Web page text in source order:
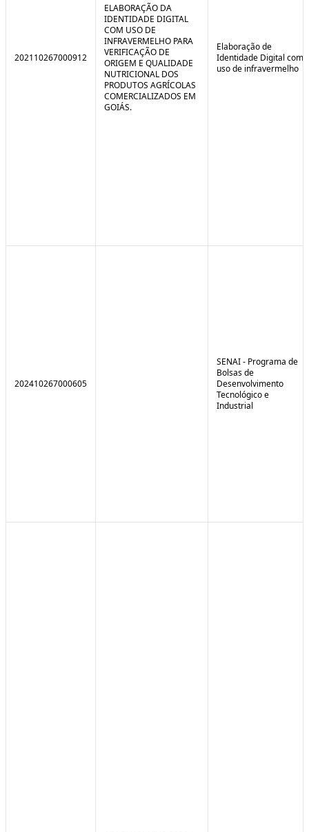
202110267000912
ELABORAÇÃO DA
IDENTIDADE DIGITAL
COM USO DE
INFRAVERMELHO PARA
VERIFICAÇÃO DE
ORIGEM E QUALIDADE
NUTRICIONAL DOS
PRODUTOS AGRÍCOLAS
COMERCIALIZADOS EM
GOIÁS.
Elaboração de
Identidade Digital com
uso de infravermelho
202410267000605
SENAI - Programa de
Bolsas de
Desenvolvimento
Tecnológico e
Industrial